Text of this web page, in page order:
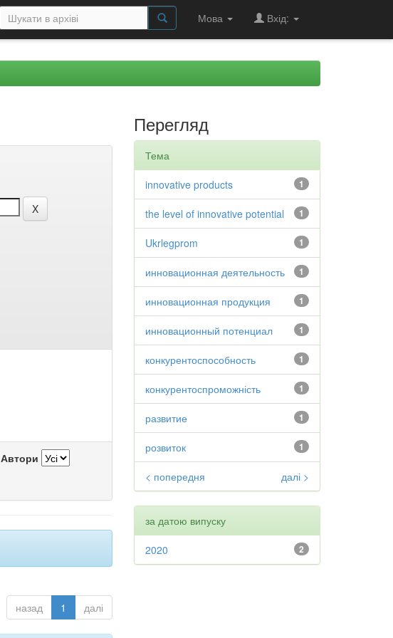
Мова Вхід:
Автори
назад 1 далі
Перегляд
Тема
1
innovative products
1
the level of innovative potential
1
Ukrlegprom
1
инновационная деятельность
1
инновационная продукция
1
инновационный потенциал
1
конкурентоспособность
1
конкурентоспроможність
1
развитие
1
розвиток
< попередня далі >
за датою випуску
2
2020